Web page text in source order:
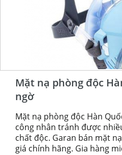
Mặt nạ phòng độc
ngờ
Mặt nạ phòng độc Hàn
công nhân tránh được
chất độc. Garan bán mặt
giá chính hãng. Gia hàng